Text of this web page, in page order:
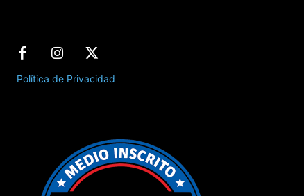
Política de Privacidad